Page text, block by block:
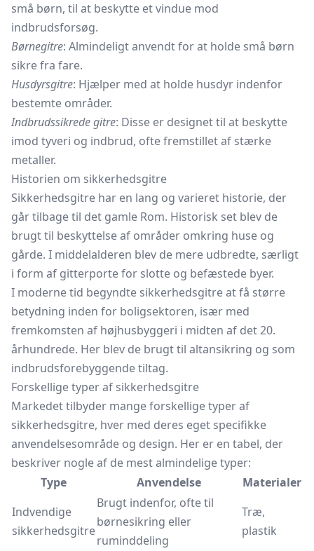
små børn, til at beskytte et vindue mod
indbrudsforsøg.
Børnegitre: Almindeligt anvendt for at holde små børn
sikre fra fare.
Husdyrsgitre: Hjælper med at holde husdyr indenfor
bestemte områder.
Indbrudssikrede gitre: Disse er designet til at beskytte
imod tyveri og indbrud, ofte fremstillet af stærke
metaller.
Historien om sikkerhedsgitre
Sikkerhedsgitre har en lang og varieret historie, der
går tilbage til det gamle Rom. Historisk set blev de
brugt til beskyttelse af områder omkring huse og
gårde. I middelalderen blev de mere udbredte, særligt
i form af gitterporte for slotte og befæstede byer.
I moderne tid begyndte sikkerhedsgitre at få større
betydning inden for boligsektoren, især med
fremkomsten af højhusbyggeri i midten af det 20.
århundrede. Her blev de brugt til altansikring og som
indbrudsforebyggende tiltag.
Forskellige typer af sikkerhedsgitre
Markedet tilbyder mange forskellige typer af
sikkerhedsgitre, hver med deres eget specifikke
anvendelsesområde og design. Her er en tabel, der
beskriver nogle af de mest almindelige typer:
Type
Anvendelse
Materialer
Indvendige
sikkerhedsgitre
Brugt indenfor, ofte til
børnesikring eller
ruminddeling
Træ,
plastik